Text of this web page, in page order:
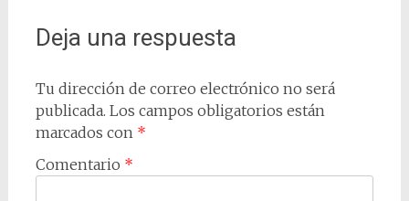
Deja una respuesta
Tu dirección de correo electrónico no será
publicada. Los campos obligatorios están
marcados con *
Comentario *